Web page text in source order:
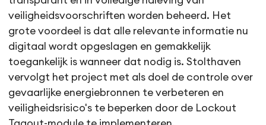
veiligheidsvoorschriften worden beheerd. Het
grote voordeel is dat alle relevante informatie nu
digitaal wordt opgeslagen en gemakkelijk
toegankelijk is wanneer dat nodig is. Stolthaven
vervolgt het project met als doel de controle over
gevaarlijke energiebronnen te verbeteren en
veiligheidsrisico's te beperken door de Lockout